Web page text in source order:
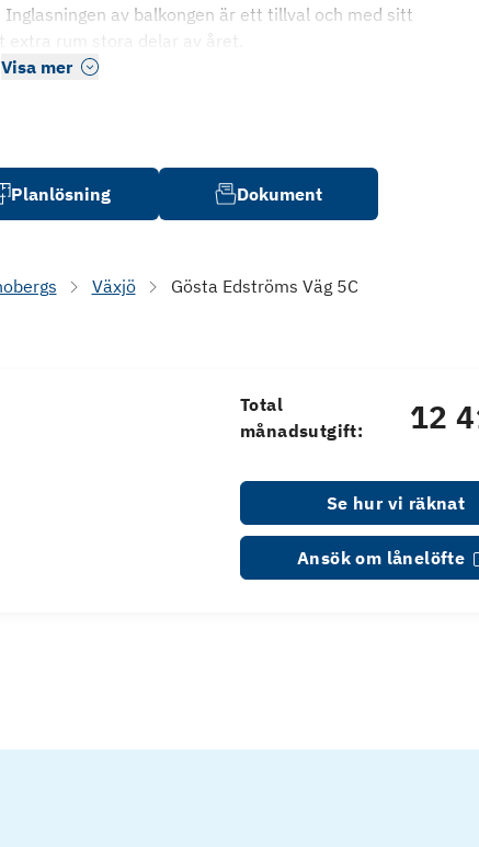
av balkongen är ett tillval och med sitt
extra rum stora delar av året.
Visa mer
Planlösning Dokument
Växjö Gösta Edströms Väg 5C
Total
månadsutgift:
12
Se hur vi räknat
Ansök om lånelöfte